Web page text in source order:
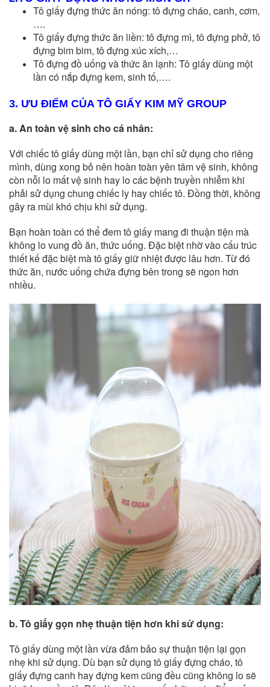
Tô giấy đựng thức ăn nóng: tô đựng cháo, canh, cơm,
….
Tô giấy đựng thức ăn liền: tô đựng mì, tô đựng phở, tô
đựng bim bim, tô đựng xúc xích,…
Tô đựng đồ uống và thức ăn lạnh: Tô giấy dùng một
lần có nắp đựng kem, sinh tố,….
3. ƯU ĐIỂM CỦA TÔ GIẤY KIM MỸ GROUP
a. An toàn vệ sinh cho cá nhân:
Với chiếc tô giấy dùng một lần, bạn chỉ sử dụng cho riêng
mình, dùng xong bỏ nên hoàn toàn yên tâm vệ sinh, không
còn nỗi lo mất vệ sinh hay lo các bệnh truyền nhiễm khi
phải sử dụng chung chiếc ly hay chiếc tô. Đồng thời, không
gây ra mùi khó chịu khi sử dụng.
Bạn hoàn toàn có thể đem tô giấy mang đi thuận tiện mà
không lo vung đồ ăn, thức uống. Đặc biệt nhờ vào cấu trúc
thiết kế đặc biệt mà tô giấy giữ nhiệt được lâu hơn. Từ đó
thức ăn, nước uống chứa đựng bên trong sẽ ngon hơn
nhiều.
b. Tô giấy gọn nhẹ thuận tiện hơn khi sử dụng:
Tô giấy dùng một lần vừa đảm bảo sự thuận tiện lại gọn
nhẹ khi sử dụng. Dù bạn sử dụng tô giấy đựng cháo, tô
giấy đựng canh hay đựng kem cũng đều cũng không lo sẽ